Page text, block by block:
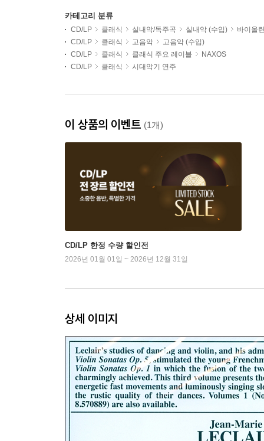
카테고리 분류
CD/LP 클래식 실내악/독주곡 실내악 (수입)
바이올
CD/LP
클래식 고음악
고음악 (수입)
CD/LP
클래식 클래식 주요 레이블
NAXOS
CD/LP
클래식 시대악기 연주
이 상품의 이벤트 (1개)
CD/LP 한정 수량 할인전
2026년 01월 01일 ~ 2026년 12월 31일
상세 이미지